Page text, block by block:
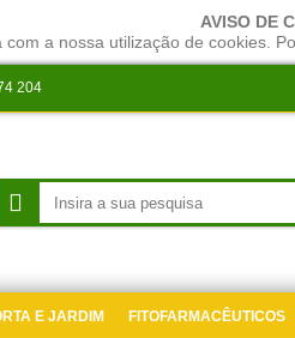
AVISO DE
a nossa utilização de cookies.
204
E JARDIM FITOFARMACÊUTICOS